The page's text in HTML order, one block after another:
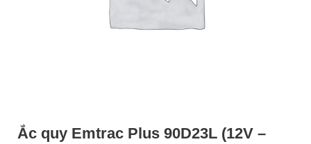
Ắc quy Emtrac Plus 90D23L (12V –